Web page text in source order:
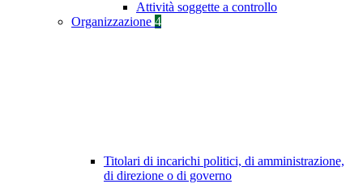
Attività soggette a controllo
Organizzazione 4
Titolari di incarichi politici, di amministrazione,
di direzione o di governo